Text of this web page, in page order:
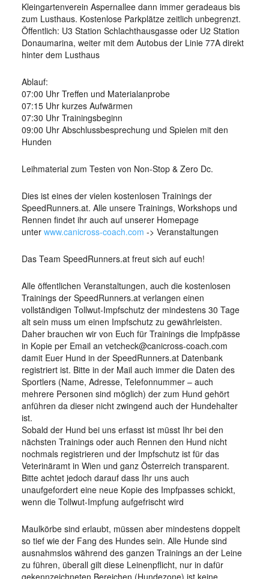
Kleingartenverein Aspernallee dann immer geradeaus bis
zum Lusthaus. Kostenlose Parkplätze zeitlich unbegrenzt.
Öffentlich: U3 Station Schlachthausgasse oder U2 Station
Donaumarina, weiter mit dem Autobus der Linie 77A direkt
hinter dem Lusthaus
Ablauf:
07:00 Uhr Treffen und Materialanprobe
07:15 Uhr kurzes Aufwärmen
07:30 Uhr Trainingsbeginn
09:00 Uhr Abschlussbesprechung und Spielen mit den
Hunden
Leihmaterial zum Testen von Non-Stop & Zero Dc.
Dies ist eines der vielen kostenlosen Trainings der
SpeedRunners.at. Alle unsere Trainings, Workshops und
Rennen findet ihr auch auf unserer Homepage
unter www.canicross-coach.com -> Veranstaltungen
Das Team SpeedRunners.at freut sich auf euch!
Alle öffentlichen Veranstaltungen, auch die kostenlosen
Trainings der SpeedRunners.at verlangen einen
vollständigen Tollwut-Impfschutz der mindestens 30 Tage
alt sein muss um einen Impfschutz zu gewährleisten.
Daher brauchen wir von Euch für Trainings die Impfpässe
in Kopie per Email an vetcheck@canicross-coach.com
damit Euer Hund in der SpeedRunners.at Datenbank
registriert ist. Bitte in der Mail auch immer die Daten des
Sportlers (Name, Adresse, Telefonnummer – auch
mehrere Personen sind möglich) der zum Hund gehört
anführen da dieser nicht zwingend auch der Hundehalter
ist.
Sobald der Hund bei uns erfasst ist müsst Ihr bei den
nächsten Trainings oder auch Rennen den Hund nicht
nochmals registrieren und der Impfschutz ist für das
Veterinäramt in Wien und ganz Österreich transparent.
Bitte achtet jedoch darauf dass Ihr uns auch
unaufgefordert eine neue Kopie des Impfpasses schickt,
wenn die Tollwut-Impfung aufgefrischt wird
Maulkörbe sind erlaubt, müssen aber mindestens doppelt
so tief wie der Fang des Hundes sein. Alle Hunde sind
ausnahmslos während des ganzen Trainings an der Leine
zu führen, überall gilt diese Leinenpflicht, nur in dafür
gekennzeichneten Bereichen (Hundezone) ist keine